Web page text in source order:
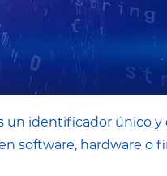
un identificador único y
software, hardware o